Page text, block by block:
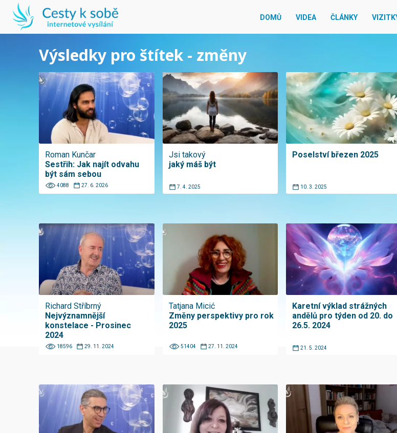
DOMŮ VIDEA ČLÁNKY
Výsledky pro štítek - změny
Roman Kunčar
Sestřih: Jak najít odvahu
být sám sebou
4088 27. 6. 2026
Jsi takový
jaký máš být
7. 4. 2025
Poselství březen 2025
10. 3. 2025
Richard Stříbrný
Nejvýznamnější
konstelace - Prosinec
2024
18596 29. 11. 2024
Tatjana Micić
Změny perspektivy pro rok
2025
51404 27. 11. 2024
Karetní výklad strážných
andělů pro týden od 20. do
26.5. 2024
21. 5. 2024